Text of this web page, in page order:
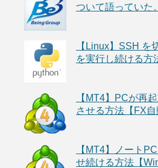
ついて語っていた。
【Linux】SSH を
を実行し続ける方
【MT4】PCが再
させる方法【FX自
【MT4】ノート
せ続ける方法【